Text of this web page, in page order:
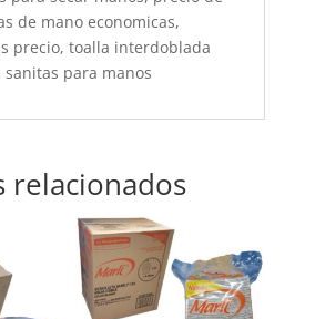
de mano economicas,
precio, toalla interdoblada
para manos
relacionados